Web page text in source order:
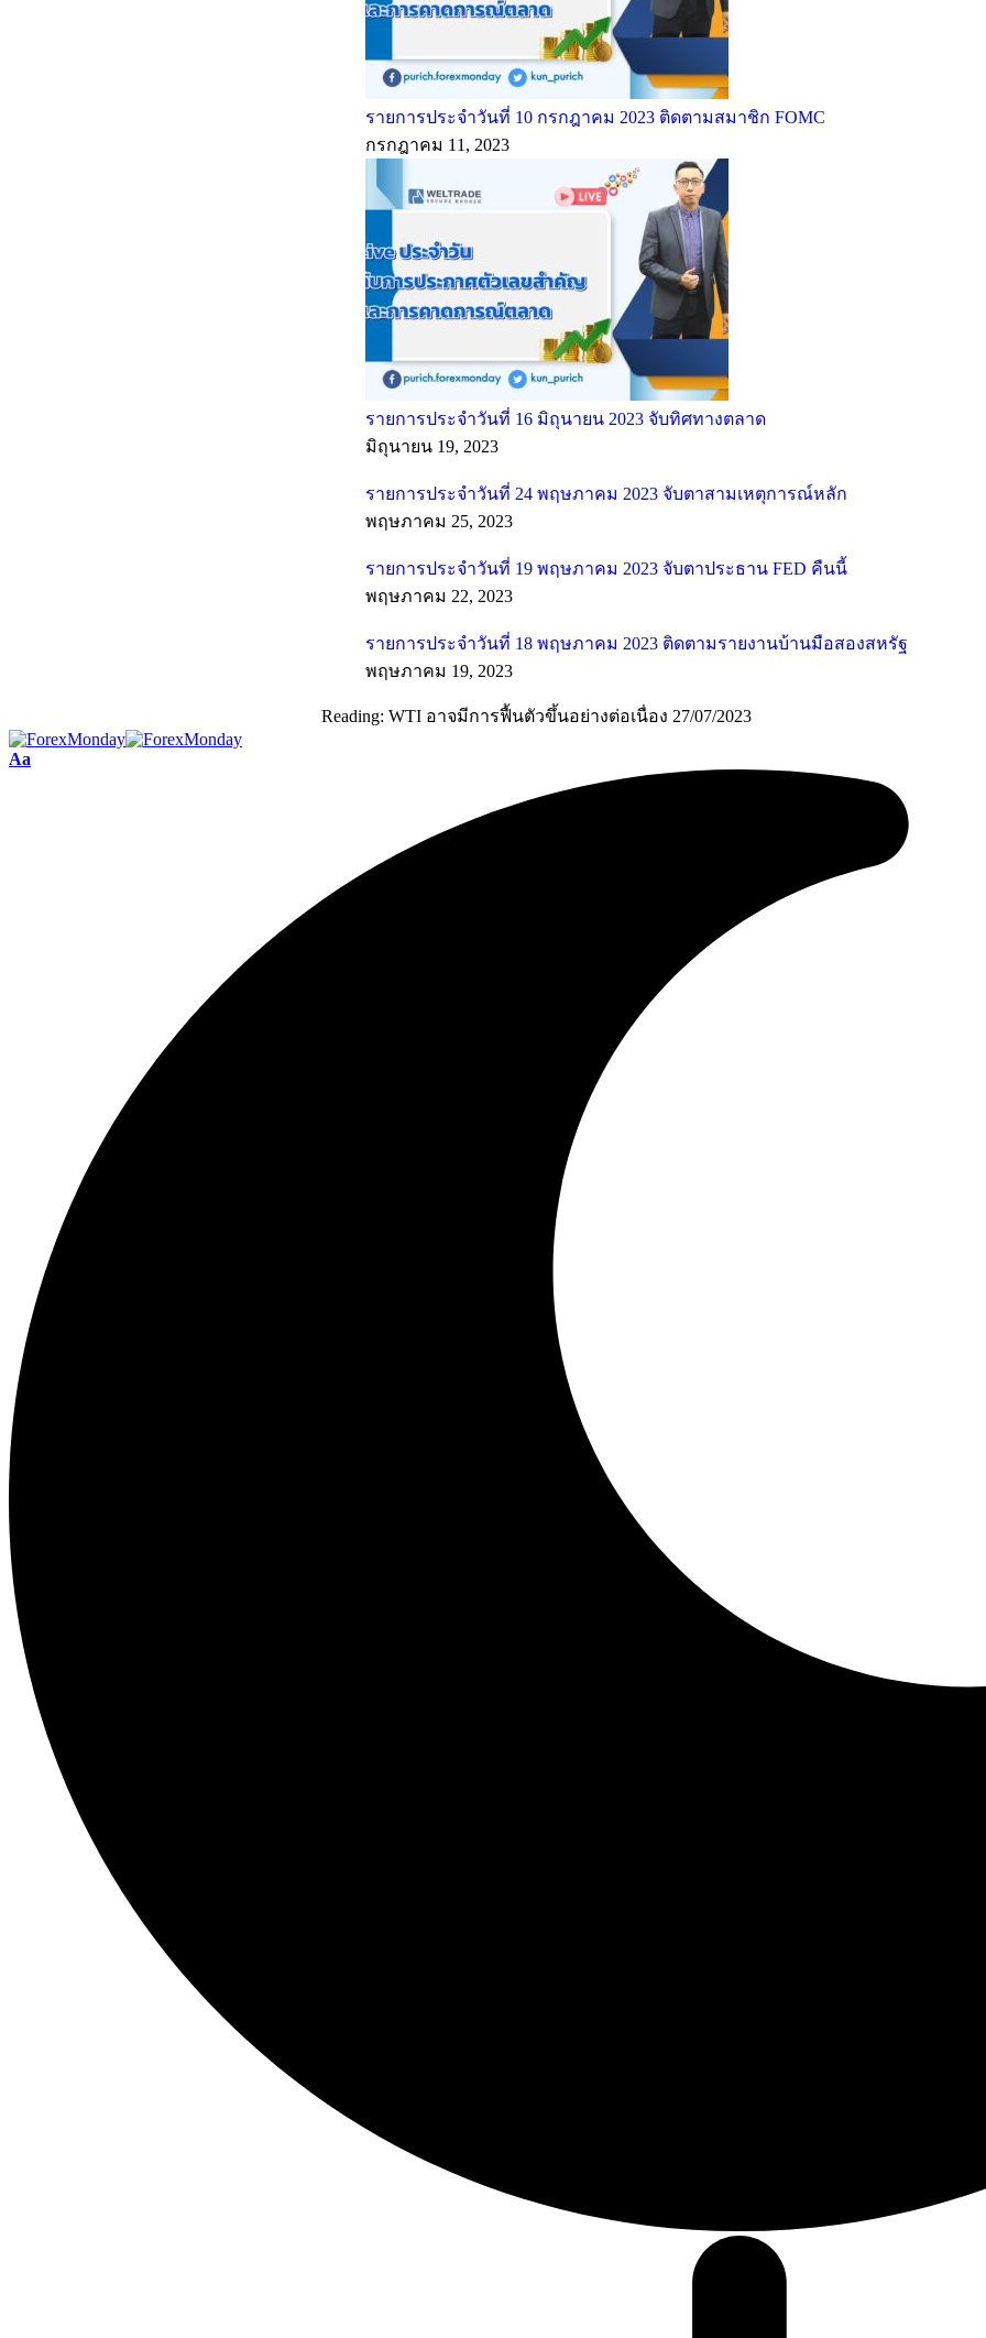
รายการประจำวันที่ 10 กรกฎาคม 2023 ติดตามสมาชิก FOMC
กรกฎาคม 11, 2023
รายการประจำวันที่ 16 มิถุนายน 2023 จับทิศทางตลาด
มิถุนายน 19, 2023
รายการประจำวันที่ 24 พฤษภาคม 2023 จับตาสามเหตุการณ์หลัก
พฤษภาคม 25, 2023
รายการประจำวันที่ 19 พฤษภาคม 2023 จับตาประธาน FED คืนนี้
พฤษภาคม 22, 2023
รายการประจำวันที่ 18 พฤษภาคม 2023 ติดตามรายงานบ้านมือสองสหรัฐ
พฤษภาคม 19, 2023
Reading: WTI อาจมีการฟื้นตัวขึ้นอย่างต่อเนื่อง 27/07/2023
Aa